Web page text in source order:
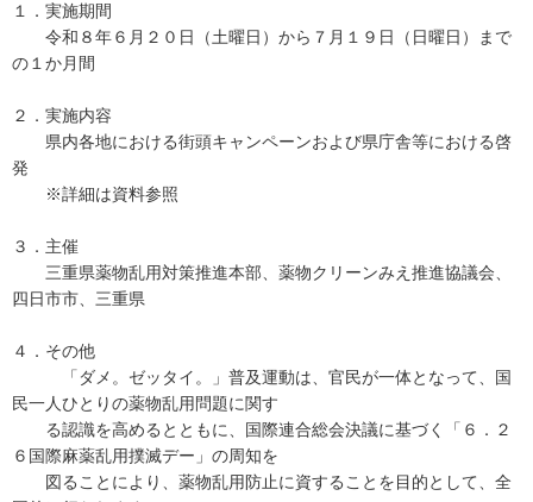
１．実施期間
令和８年６月２０日（土曜日）から７月１９日（日曜日）まで
の１か月間
２．実施内容
県内各地における街頭キャンペーンおよび県庁舎等における啓
発
※詳細は資料参照
３．主催
三重県薬物乱用対策推進本部、薬物クリーンみえ推進協議会、
四日市市、三重県
４．その他
「ダメ。ゼッタイ。」普及運動は、官民が一体となって、国
民一人ひとりの薬物乱用問題に関す
る認識を高めるとともに、国際連合総会決議に基づく「６．２
６国際麻薬乱用撲滅デー」の周知を
図ることにより、薬物乱用防止に資することを目的として、全